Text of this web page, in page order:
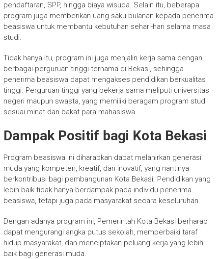
pendaftaran, SPP, hingga biaya wisuda. Selain itu, beberapa
program juga memberikan uang saku bulanan kepada penerima
beasiswa untuk membantu kebutuhan sehari-hari selama masa
studi.
Tidak hanya itu, program ini juga menjalin kerja sama dengan
berbagai perguruan tinggi ternama di Bekasi, sehingga
penerima beasiswa dapat mengakses pendidikan berkualitas
tinggi. Perguruan tinggi yang bekerja sama meliputi universitas
negeri maupun swasta, yang memiliki beragam program studi
sesuai minat dan bakat para mahasiswa.
Dampak Positif bagi Kota Bekasi
Program beasiswa ini diharapkan dapat melahirkan generasi
muda yang kompeten, kreatif, dan inovatif, yang nantinya
berkontribusi bagi pembangunan Kota Bekasi. Pendidikan yang
lebih baik tidak hanya berdampak pada individu penerima
beasiswa, tetapi juga pada masyarakat secara keseluruhan.
Dengan adanya program ini, Pemerintah Kota Bekasi berharap
dapat mengurangi angka putus sekolah, memperbaiki taraf
hidup masyarakat, dan menciptakan peluang kerja yang lebih
baik bagi generasi muda.